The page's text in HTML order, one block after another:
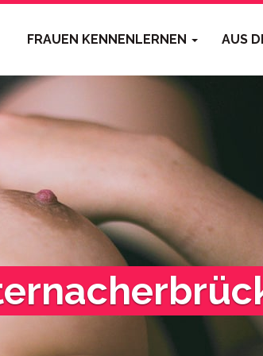
FRAUEN KENNENLERNEN AUS